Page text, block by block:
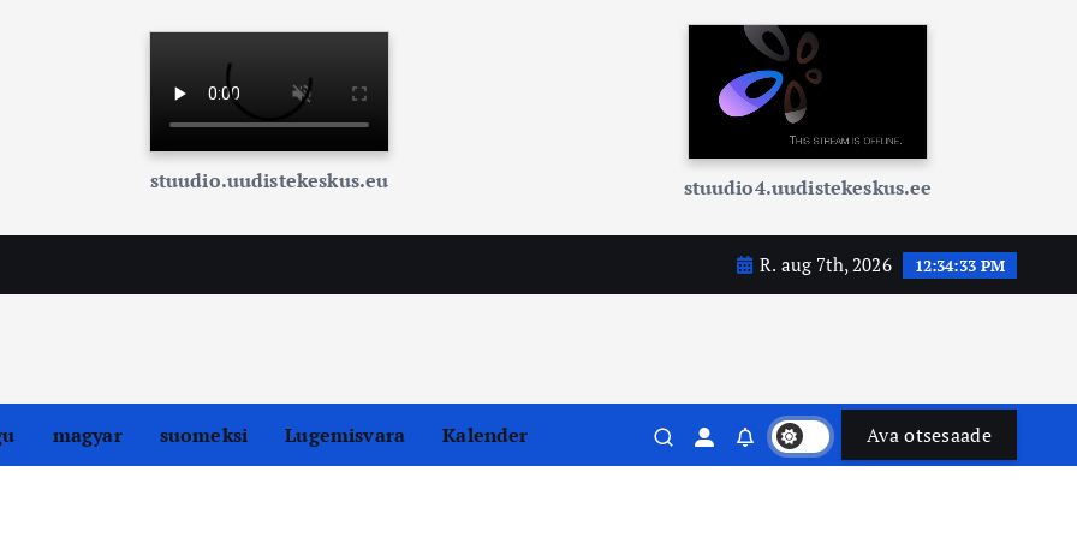
stuudio.uudistekeskus.eu stuudio4.uudistekeskus.ee
R. aug 7th, 2026 12:34:35 PM
magyar suomeksi Lugemisvara Kalender Ava otsesaade